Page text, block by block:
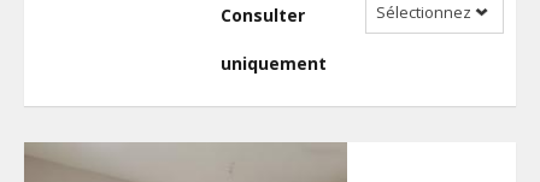
Consulter
uniquement
Sélectionnez